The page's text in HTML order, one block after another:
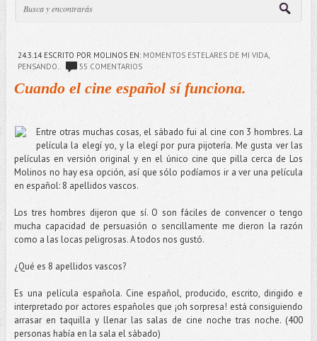
24.3.14ESCRITO POR MOLINOS EN: MOMENTOS ESTELARES DE MI VIDA,
PENSANDO..
55 COMENTARIOS
Cuando el cine español sí funciona.
Entre otras muchas cosas, el sábado fui al cine con 3 hombres. La
película la elegí yo, y la elegí por pura pijotería. Me gusta ver las
películas en versión original y en el único cine que pilla cerca de Los
Molinos no hay esa opción, así que sólo podíamos ir a ver una película
en español: 8 apellidos vascos.
Los tres hombres dijeron que sí. O son fáciles de convencer o tengo
mucha capacidad de persuasión o sencillamente me dieron la razón
como a las locas peligrosas. A todos nos gustó.
¿Qué es 8 apellidos vascos?
Es una película española. Cine español, producido, escrito, dirigido e
interpretado por actores españoles que ¡oh sorpresa! está consiguiendo
arrasar en taquilla y llenar las salas de cine noche tras noche. (400
personas había en la sala el sábado)